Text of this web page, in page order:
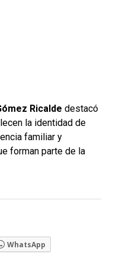
Ricalde destacó
la identidad de
familiar y
forman parte de la
WhatsApp